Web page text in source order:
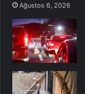
Ağustos 6, 2026